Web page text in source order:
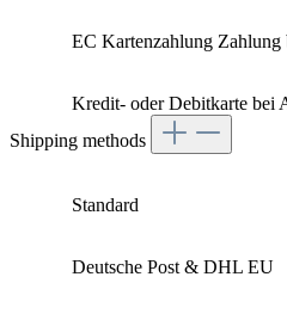
EC Kartenzahlung
Kredit- oder Debitkarte bei
Shipping methods
Standard
Deutsche Post & DHL EU